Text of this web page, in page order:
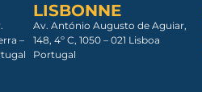
–
LISBONNE
Av. António Augusto de Aguiar,
148, 4º C, 1050 – 021 Lisboa​
Portugal